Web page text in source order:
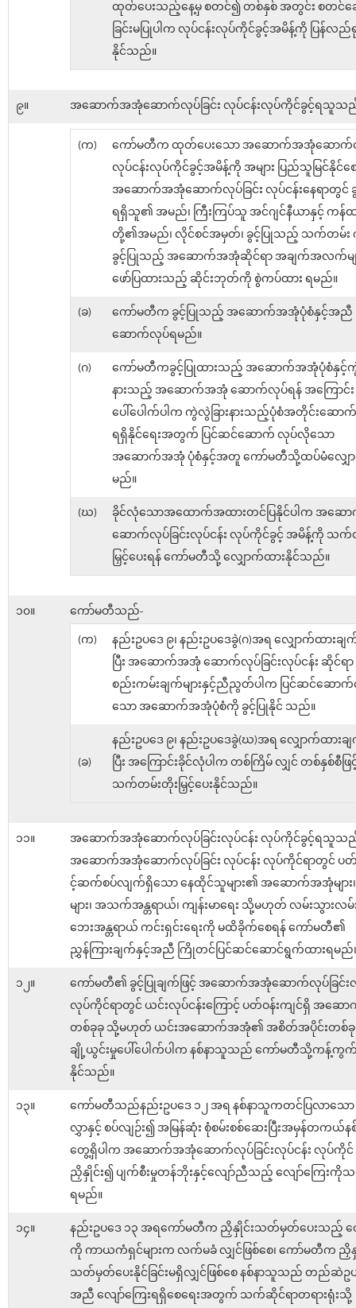
ထုတ်ပေးသည့်နေ့မှ စတင်၍ တစ်နှစ် အတွင်း စတင်
ခြင်းမပြုပါက လုပ်ငန်းလုပ်ကိုင်ခွင့်အမိန့်ကို ပြန်လည်
နိုင်သည်။
၉။ အဆောက်အအုံဆောက်လုပ်ခြင်း လုပ်ငန်းလုပ်ကိုင်ခွင့်ရသူသ
(က)
ကော်မတီက ထုတ်ပေးသော အဆောက်အအုံဆောက်လု
လုပ်ငန်းလုပ်ကိုင်ခွင့်အမိန့်ကို အများ ပြည်သူမြင်နိုင်စ
အဆောက်အအုံဆောက်လုပ်ခြင်း လုပ်ငန်းနေရာတွင် ခွ
ရရှိသူ၏ အမည်၊ ကြီးကြပ်သူ အင်ဂျင်နီယာနှင့် က
တို့၏အမည်၊ လိုင်စင်အမှတ်၊ ခွင့်ပြုသည့် သက်တမ်း
ခွင့်ပြုသည့် အဆောက်အအုံဆိုင်ရာ အချက်အလက်မျ
ဖော်ပြထားသည့် ဆိုင်းဘုတ်ကို စွဲကပ်ထား ရမည်။
(ခ)
ကော်မတီက ခွင့်ပြုသည့် အဆောက်အအုံပုံစံနှင့်အညီ
ဆောက်လုပ်ရမည်။
(ဂ)
ကော်မတီကခွင့်ပြုထားသည့် အဆောက်အအုံပုံစံနှင့်ကွဲ
နားသည့် အဆောက်အအုံ ဆောက်လုပ်ရန် အကြောင်း
ပေါ်ပေါက်ပါက ကွဲလွဲခြားနားသည့်ပုံစံအတိုင်းဆော
ရရှိနိုင်ရေးအတွက် ပြင်ဆင်ဆောက် လုပ်လို​သော
အဆောက်အအုံ ပုံစံနှင့်အတူ ကော်မတီသို့ထပ်မံလျှော
မည်။
(ဃ)
ခိုင်လုံသောအထောက်အထားတင်ပြနိုင်ပါက အဆေ
ဆောက်လုပ်ခြင်းလုပ်ငန်း လုပ်ကိုင်ခွင့် အမိန့်ကို သက်
မြှင့်ပေးရန် ကော်မတီသို့ လျှောက်ထားနိုင်သည်။
၁၀။ ကော်မတီသည်-
(က)
နည်းဥပဒေ ၉၊ နည်းဥပဒေခွဲ(ဂ)အရ လျှောက်ထားခ
ပြီး အဆောက်အအုံ ဆောက်လုပ်ခြင်းလုပ်ငန်း ဆိုင်ရာ
စည်းကမ်းချက်များနှင့်ညီညွတ်ပါက ပြင်ဆင်ဆော
သော အဆောက်အအုံပုံစံကို ခွင့်ပြုနိုင် သည်။
(ခ)
နည်းဥပဒေ ၉၊ နည်းဥပဒေခွဲ(ဃ)အရ လျှောက်ထားခ
ပြီး အကြောင်းခိုင်လုံပါက တစ်ကြိမ် လျှင် တစ်နှစ်စီဖြ
သက်တမ်းတိုးမြှင့်ပေးနိုင်သည်။
၁၁။
အဆောက်အအုံဆောက်လုပ်ခြင်းလုပ်ငန်း လုပ်ကိုင်ခွင့်ရသူသ
အဆောက်အအုံဆောက်လုပ်ခြင်း လုပ်ငန်း လုပ်ကိုင်ရာတွင် ပတ်
င့်ဆက်စပ်လျက်ရှိသော နေထိုင်သူများ၏ အဆောက်အအုံများ၊
များ၊ အသက်အန္တရာယ်၊ ကျန်းမာရေး သို့မဟုတ် လမ်းသွားလမ်
ဘေးအန္တရာယ် ကင်းရှင်းရေးကို မထိခိုက်စေရန် ကော်မတီ၏
ညွှန်ကြားချက်နှင့်အညီ ကြိုတင်ပြင်ဆင်ဆောင်ရွက်ထားရမည်
၁၂။
ကော်မတီ၏ ခွင့်ပြုချက်ဖြင့် အဆောက်အအုံဆောက်လုပ်ခြင်း
လုပ်ကိုင်ရာတွင် ယင်းလုပ်ငန်းကြောင့် ပတ်ဝန်းကျင်ရှိ အဆေ
တစ်ခုခု သို့မဟုတ် ယင်းအဆောက်အအုံ၏ အစိတ်အပိုင်းတစ်ခုခု
ချို့ယွင်းမှုပေါ်ပေါက်ပါက နစ်နာသူသည် ကော်မတီသို့ကန့်ကွ
နိုင်သည်။
၁၃။
ကော်မတီသည်နည်းဥပဒေ ၁၂ အရ နစ်နာသူကတင်ပြလာသ
လွှာနှင့် စပ်လျဉ်း၍ အမြန်ဆုံး စုံစမ်းစစ်ဆေးပြီးအမှန်တကယ်နစ်
တွေ့ရှိပါက အဆောက်အအုံဆောက်လုပ်ခြင်းလုပ်ငန်း လုပ်ကိုင်
ညှိနှိုင်း၍ ပျက်စီးမှုတန်ဘိုးနှင့်လျော်ညီသည့် လျော်ကြေးကို
ရမည်။
၁၄။
နည်းဥပဒေ ၁၃ အရကော်မတီက ညှိနှိုင်းသတ်မှတ်ပေးသည့် လျ
ကို ကာယကံရှင်များက လက်မခံ လျှင်ဖြစ်စေ၊ ကော်မတီက ညှိ
သတ်မှတ်ပေးနိုင်ခြင်းမရှိလျှင်ဖြစ်စေ နစ်နာသူသည် တည်ဆဲဥပ​ဒ
အညီ လျော်ကြေးရရှိစေရေးအတွက် သက်ဆိုင်ရာတရားရုံးသို့